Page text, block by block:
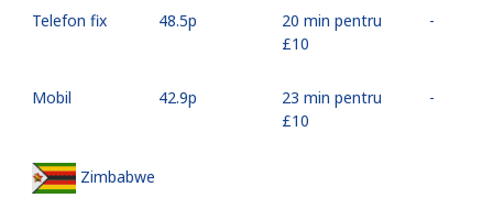
Telefon fix ⁦48.5p⁩
20 min pentru
⁦£10⁩
-
Mobil ⁦42.9p⁩
23 min pentru
⁦£10⁩
-
Zimbabwe